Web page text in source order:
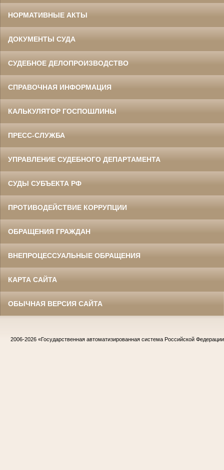
НОРМАТИВНЫЕ АКТЫ
ДОКУМЕНТЫ СУДА
СУДЕБНОЕ ДЕЛОПРОИЗВОДСТВО
СПРАВОЧНАЯ ИНФОРМАЦИЯ
КАЛЬКУЛЯТОР ГОСПОШЛИНЫ
ПРЕСС-СЛУЖБА
УПРАВЛЕНИЕ СУДЕБНОГО ДЕПАРТАМЕНТА
СУДЫ СУБЪЕКТА РФ
ПРОТИВОДЕЙСТВИЕ КОРРУПЦИИ
ОБРАЩЕНИЯ ГРАЖДАН
ВНЕПРОЦЕССУАЛЬНЫЕ ОБРАЩЕНИЯ
КАРТА САЙТА
ОБЫЧНАЯ ВЕРСИЯ САЙТА
2006-2026 «Государственная автоматизированная система Российской